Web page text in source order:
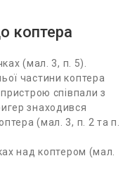
коптера
(мал. 3, п. 5).
частини коптера
співпали з
знаходився
(мал. 3, п. 2 та п.
над коптером (мал.